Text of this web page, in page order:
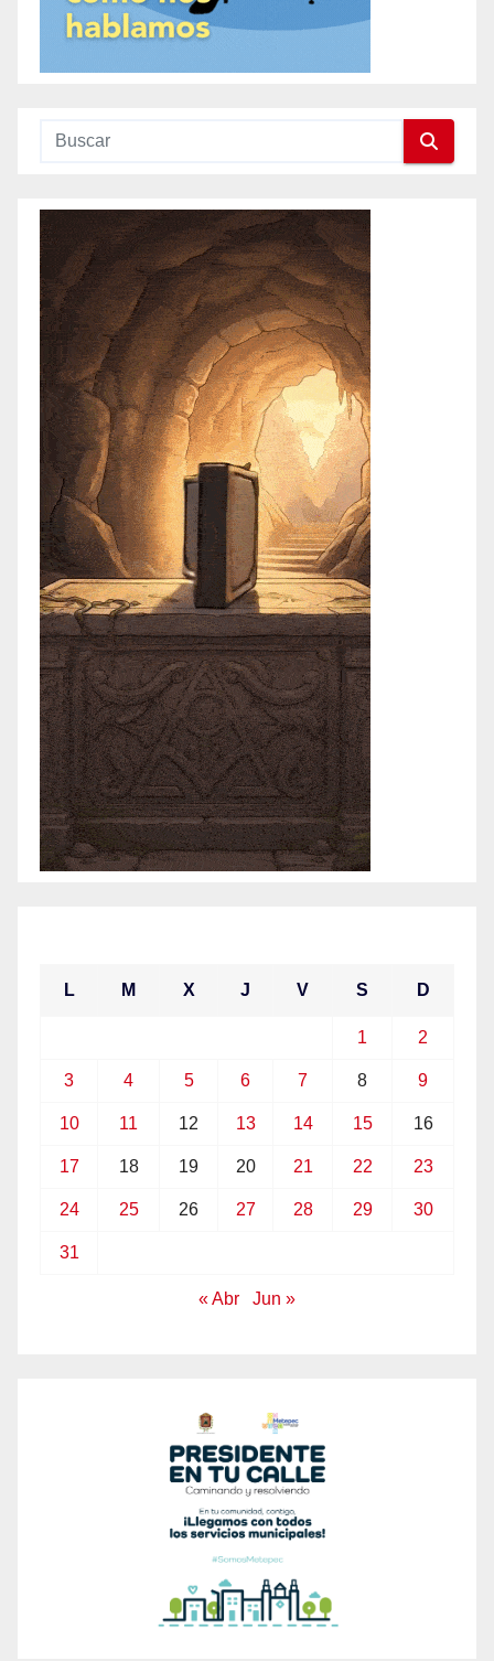
L M X J V S D
1 2
3 4 5 6 7 8 9
10 11 12 13 14 15 16
17 18 19 20 21 22 23
24 25 26 27 28 29 30
31
« Abr Jun »